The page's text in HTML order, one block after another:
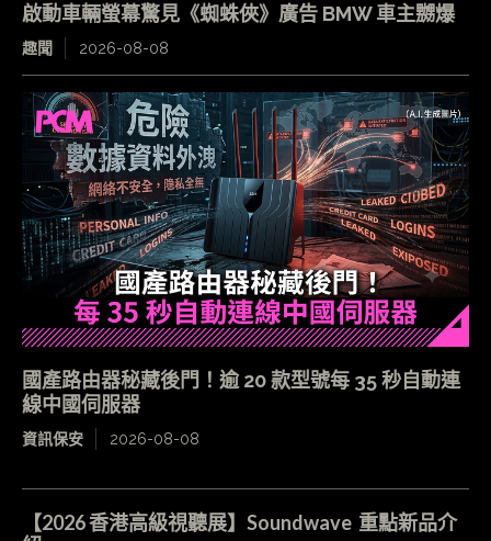
啟動車輛螢幕驚見《蜘蛛俠》廣告 BMW 車主嬲爆
趣聞 2026-08-08
國產路由器秘藏後門！逾 20 款型號每 35 秒自動連
線中國伺服器
資訊保安 2026-08-08
【2026 香港高級視聽展】Soundwave 重點新品介